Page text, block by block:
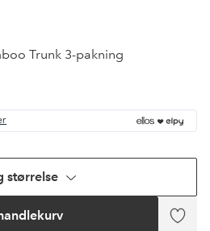
Trunk 3-pakning
størrelse
Legg